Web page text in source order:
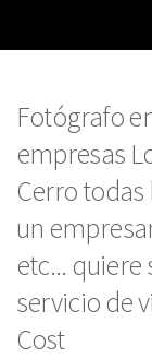
Fotógrafo
empresas
Cerro
un
etc... quiere
servicio de
Cost